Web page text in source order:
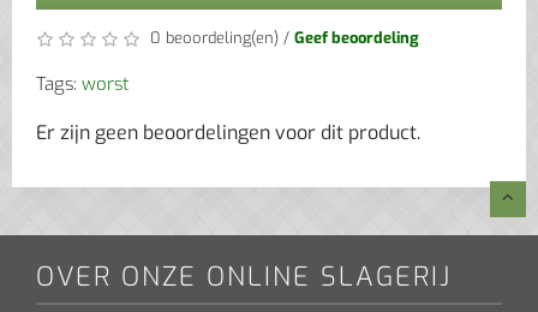
0 beoordeling(en) / Geef beoordeling
Tags: worst
Er zijn geen beoordelingen voor dit product.
OVER ONZE ONLINE SLAGERIJ